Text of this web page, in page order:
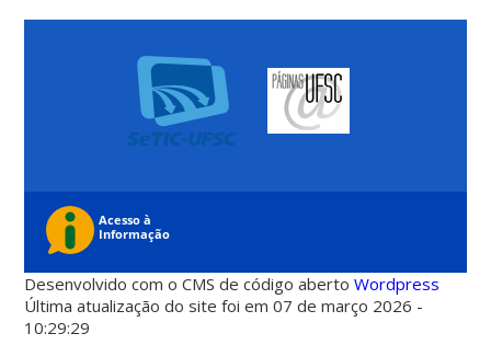
Desenvolvido com o CMS de código abertoWordpress
Última atualização do site foi em 07 de março 2026 -
10:29:29